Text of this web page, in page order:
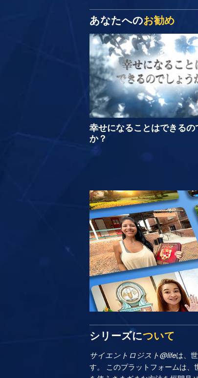
あなたへのお勧め
幸せになることはできるの
か？
シリーズについて
サイエントロジスト@lifeは、
す。 このプラットフォームは